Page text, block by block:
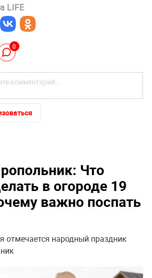
LIFE
0
Что
в огороде 19
важно поспать
отмечается народный праздник